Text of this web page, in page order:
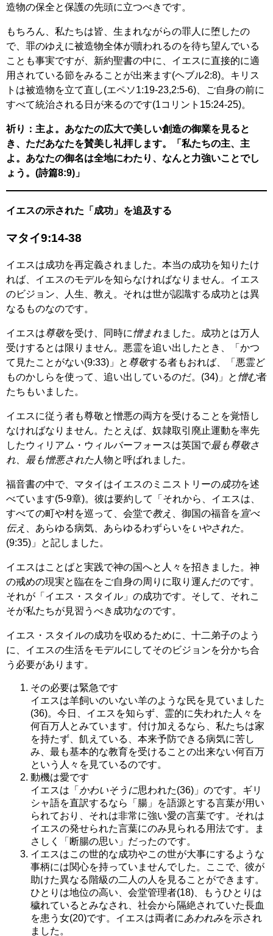
造物の保全と保護の先頭に立つべきです。
もちろん、私たちは皆、生まれながらの罪人に堕したの
で、罪のゆえに被造物全体が贖われるのを待ち望んでいる
ことも事実ですが、新約聖書の中に、イエスに直接的に適
用されている節をみることが出来ます(ヘブル2:8)。キリス
トは被造物を立て直し(エペソ1:19-23,2:5-6)、ご自身の前に
すべて統治される日が来るのです(1コリント15:24-25)。
祈り：主よ。あなたの広大で美しい創造の御業を見ると
き、ただあなたを賛美し礼拝します。「私たちの主、主
よ。あなたの御名は全地にわたり、なんと力強いことでし
ょう。(詩篇8:9)」
イエスの示された「成功」を追及する
マタイ9:14-38
イエスは成功を再定義されました。本当の成功を知りたけ
れば、イエスのモデルを知らなければなりません。イエス
のビジョン、人生、教え。それは世が認識する成功とは異
なるものなのです。
イエスは尊敬を受け、同時に憎まれました。成功とは万人
受けするとは限りません。悪霊を追い出したとき、「かつ
て見たことがない(9:33)」と 尊敬する者もおれば、「悪霊ど
ものかしらを使って、追い出しているのだ。(34)」と 憎む者
たちもいました。
イエスに従う者も尊敬と憎悪の両方を受けることを覚悟し
なければなりません。たとえば、奴隷取引廃止運動を率先
したウィリアム・ウィルバーフォースは英国で最も尊敬さ
れ、最も憎悪された人物と呼ばれました。
福音書の中で、マタイはイエスのミニストリーの成功を述
べています(5-9章)。彼は要約して「それから、イエスは、
すべての町や村を巡って、会堂で教え 、御国の福音を 宣べ
伝え
、あらゆる病気、あらゆるわずらいをいやされた。
(9:35)」と記しました。
イエスはことばと実践で神の国へと人々を招きました。神
の戒めの現実と臨在をご自身の周りに取り運んだのです。
それが「イエス・スタイル」の成功です。そして、それこ
そが私たちが見習うべき成功なのです。
イエス・スタイルの成功を収めるために、十二弟子のよう
に、イエスの生活をモデルにしてそのビジョンを分かち合
う必要があります。
その必要は緊急です
イエスは羊飼いのいない羊のような民を見ていました
(36)。今日、イエスを知らず、霊的に失われた人々を
何百万人とみています。付け加えるなら、私たちは家
を持たず、飢えている、本来予防できる病気に苦し
み、最も基本的な教育を受けることの出来ない何百万
という人々を見ているのです。
動機は愛です
イエスは「 かわいそうに思われた(36)」のです。ギリ
シャ語を直訳するなら「腸」を語源とする言葉が用い
られており、それは非常に強い愛の言葉です。それは
イエスの発せられた言葉にのみ見られる用法です。ま
さしく「断腸の思い」だったのです。
イエスはこの世的な成功やこの世が大事にするような
事柄には関心を持っていませんでした。ここで、彼が
助けた異なる階級の二人の人を見ることができます。
ひとりは地位の高い、会堂管理者(18)、もうひとりは
穢れているとみなされ、社会から隔絶されていた長血
を患う女(20)です。イエスは両者にあわれみを示され
ました。